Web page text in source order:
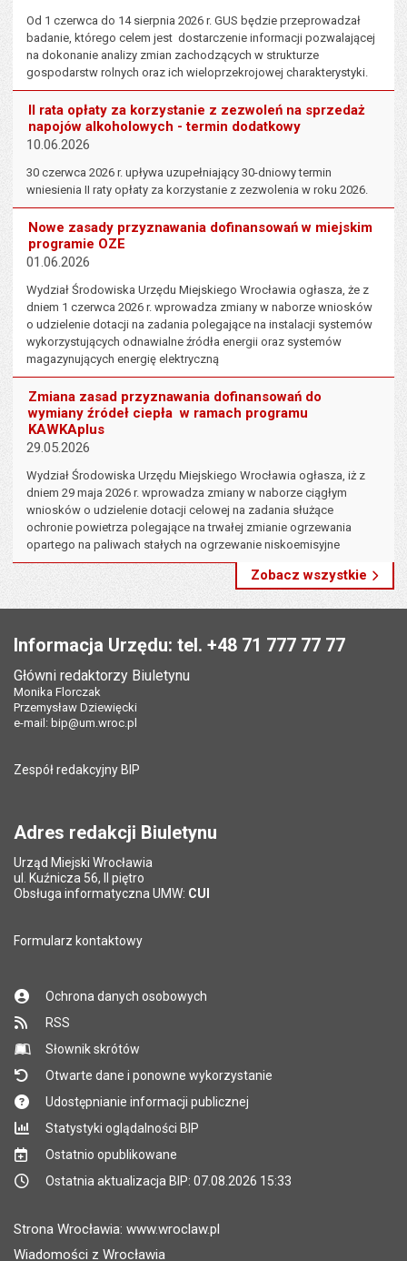
Od 1 czerwca do 14 sierpnia 2026 r. GUS będzie przeprowadzał
badanie, którego celem jest dostarczenie informacji pozwalającej
na dokonanie analizy zmian zachodzących w strukturze
gospodarstw rolnych oraz ich wieloprzekrojowej charakterystyki.
II rata opłaty za korzystanie z zezwoleń na sprzedaż
napojów alkoholowych - termin dodatkowy
10.06.2026
30 czerwca 2026 r. upływa uzupełniający 30-dniowy termin
wniesienia II raty opłaty za korzystanie z zezwolenia w roku 2026.
Nowe zasady przyznawania dofinansowań w miejskim
programie OZE
01.06.2026
Wydział Środowiska Urzędu Miejskiego Wrocławia ogłasza, że z
dniem 1 czerwca 2026 r. wprowadza zmiany w naborze wniosków
o udzielenie dotacji na zadania polegające na instalacji systemów
wykorzystujących odnawialne źródła energii oraz systemów
magazynujących energię elektryczną
Zmiana zasad przyznawania dofinansowań do
wymiany źródeł ciepła w ramach programu
KAWKAplus
29.05.2026
Wydział Środowiska Urzędu Miejskiego Wrocławia ogłasza, iż z
dniem 29 maja 2026 r. wprowadza zmiany w naborze ciągłym
wniosków o udzielenie dotacji celowej na zadania służące
ochronie powietrza polegające na trwałej zmianie ogrzewania
opartego na paliwach stałych na ogrzewanie niskoemisyjne
Zobacz wszystkie
Informacja Urzędu: tel. +48 71 777 77 77
Główni redaktorzy Biuletynu
Monika Florczak
Przemysław Dziewięcki
e-mail:bip@um.wroc.pl
Zespół redakcyjny BIP
Adres redakcji Biuletynu
Urząd Miejski Wrocławia
ul. Kuźnicza 56, II piętro
Obsługa informatyczna UMW: CUI
Formularz kontaktowy
Ochrona danych osobowych
RSS
Słownik skrótów
Otwarte dane i ponowne wykorzystanie
Udostępnianie informacji publicznej
Statystyki oglądalności BIP
Ostatnio opublikowane
Ostatnia aktualizacja BIP: 07.08.2026 15:33
Strona Wrocławia: www.wroclaw.pl
Wiadomości z Wrocławia